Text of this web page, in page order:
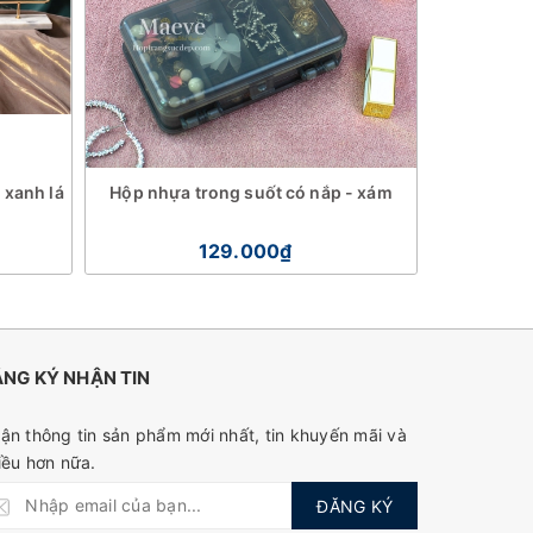
xanh lá Hộp nhựa trong suốt có nắp - xám
129.000₫
KÝ NHẬN TIN
thông tin sản phẩm mới nhất, tin khuyến mãi và
hơn nữa.
ĐĂNG KÝ